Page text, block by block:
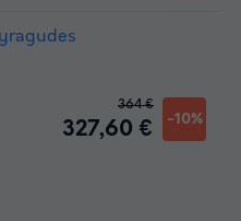
327,60 € -10%
364 €